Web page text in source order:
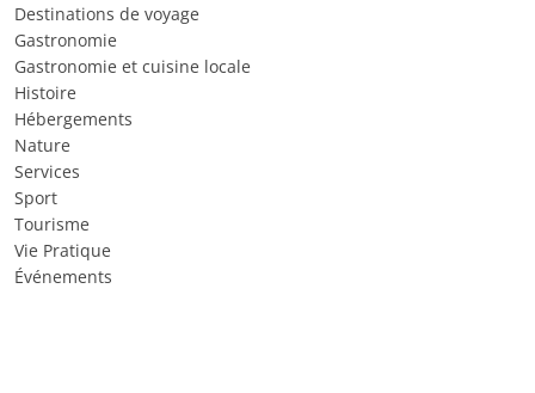
Destinations de voyage
Gastronomie
Gastronomie et cuisine locale
Histoire
Hébergements
Nature
Services
Sport
Tourisme
Vie Pratique
Événements